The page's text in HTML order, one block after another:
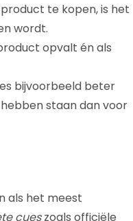
te kopen, is het
wordt.
opvalt én als
bijvoorbeeld beter
staan dan voor
als het meest
cueszoals officiële